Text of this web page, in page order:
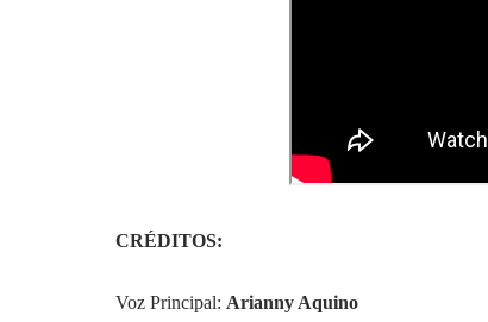
CRÉDITOS:
Voz Principal: Arianny Aquino